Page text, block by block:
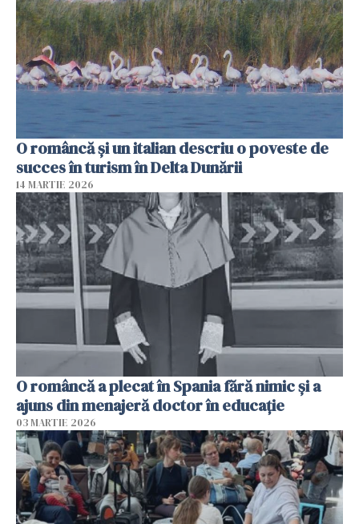
O româncă și un italian descriu o poveste de
succes în turism în Delta Dunării
14 MARTIE 2026
O româncă a plecat în Spania fără nimic și a
ajuns din menajeră doctor în educație
03 MARTIE 2026